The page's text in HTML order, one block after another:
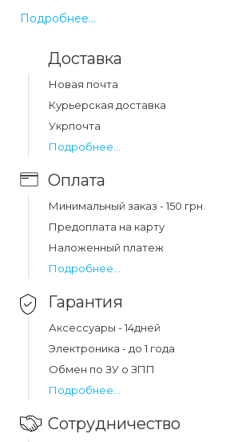
и быстрая доставка по Украине.
Какая цена на наушники hoco
universal earphone with mic black
Цена на наушники hoco m19
earphone with mic black (m19)
Подробнее...
Доставка
Новая почта
Курьерская доставка
Укрпочта
Подробнее...
Оплата
Минимальный заказ - 150 грн.
Предоплата на карту
Наложенный платеж
Подробнее...
Гарантия
Аксессуары - 14дней
Электроника - до 1 года
Обмен по ЗУ о ЗПП
Подробнее...
Сотрудничество